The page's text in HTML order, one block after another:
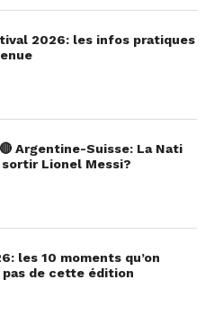
2026: les infos pratiques
Argentine-Suisse: La Nati
Lionel Messi?
les 10 moments qu’on
pas de cette édition